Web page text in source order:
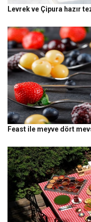
Levrek ve Çipura hazır
Feast ile meyve dört